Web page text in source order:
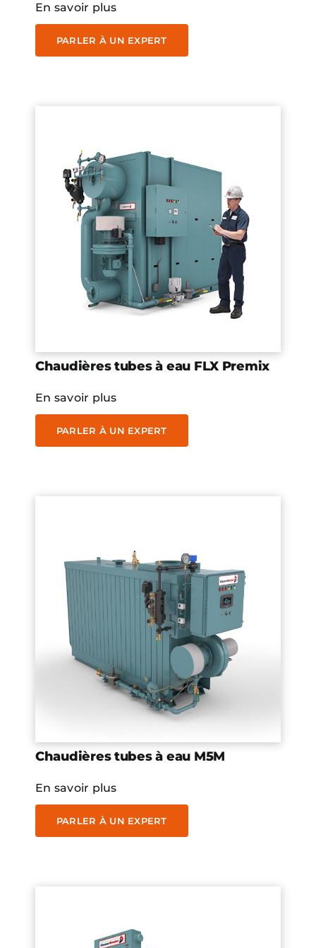
En savoir plus
PARLER À UN EXPERT
Chaudières tubes à eau FLX Premix
En savoir plus
PARLER À UN EXPERT
Chaudières tubes à eau M5M
En savoir plus
PARLER À UN EXPERT